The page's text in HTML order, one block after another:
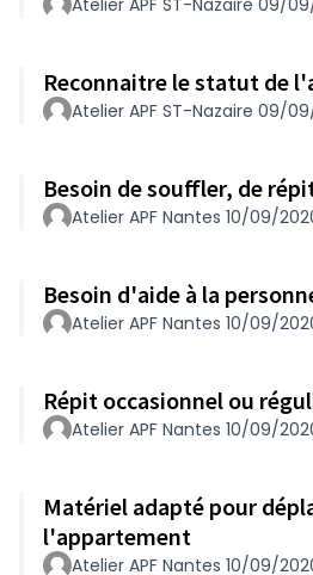
Atelier APF ST-Nazaire 09/
Reconnaitre le statut de
Atelier APF ST-Nazaire 09/
Besoin de souffler, de
Atelier APF Nantes 10/09/
Besoin d'aide à la
Atelier APF Nantes 10/09/
Répit occasionnel ou
Atelier APF Nantes 10/09/
Matériel adapté pour
l'appartement
Atelier APF Nantes 10/09/